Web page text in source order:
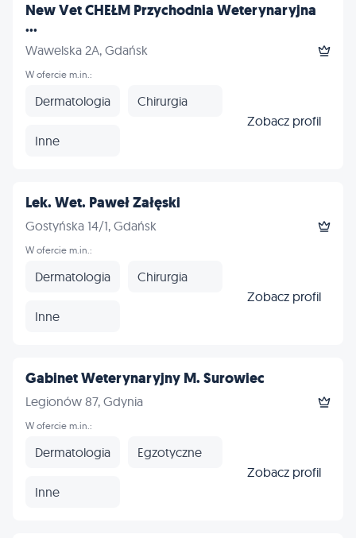
New Vet CHEŁM Przychodnia Weterynaryjna
...
Wawelska 2A, Gdańsk
W ofercie m.in.:
Dermatologia Chirurgia
Inne
Zobacz profil
Lek. Wet. Paweł Załęski
Gostyńska 14/1, Gdańsk
W ofercie m.in.:
Dermatologia Chirurgia
Inne
Zobacz profil
Gabinet Weterynaryjny M. Surowiec
Legionów 87, Gdynia
W ofercie m.in.:
Dermatologia Egzotyczne
Inne
Zobacz profil